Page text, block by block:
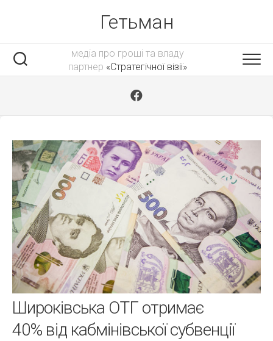
Гетьман
медіа про гроші та владу
партнер «Стратегічної візії»
Широківська ОТГ отримає
40% від кабмінівської субвенції